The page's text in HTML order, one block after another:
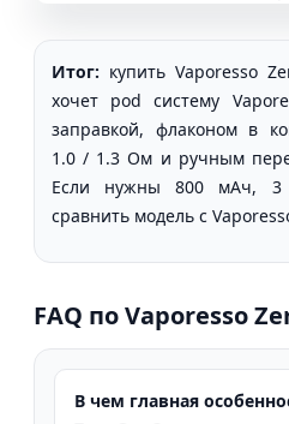
Итог: купить Vaporesso
хочет pod систему
заправкой, флаконом в
1.0 / 1.3 Ом и ручным
Если нужны 800 мАч,
сравнить модель с
FAQ по Vaporesso
В чем главная